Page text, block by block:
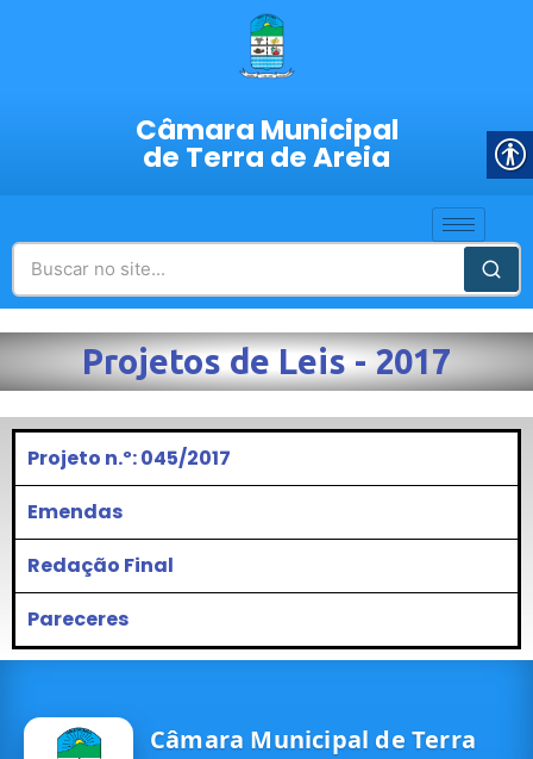
Câmara Municipal
de Terra de Areia
Projetos de Leis - 2017
Projeto n.º: 045/2017
Emendas
Redação Final
Pareceres
Câmara Municipal de Terra